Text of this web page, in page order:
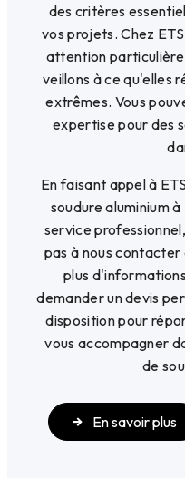
des critères
vos projets. Chez
attention particulière
veillons à ce qu'elles
extrêmes. Vous
expertise pour des
En faisant appel à
soudure aluminium
service
pas à nous
plus
demander un devis
disposition pour
vous accompagner
de
En savoir plus